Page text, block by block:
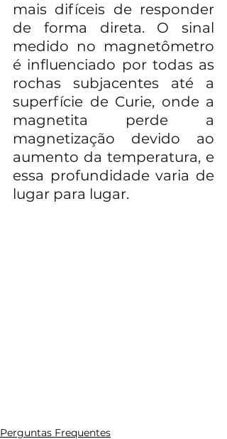
mais difíceis de responder
de forma direta. O sinal
medido no magnetômetro
é influenciado por todas as
rochas subjacentes até a
superfície de Curie, onde a
magnetita perde a
magnetização devido ao
aumento da temperatura, e
essa profundidade varia de
lugar para lugar.
Perguntas Frequentes